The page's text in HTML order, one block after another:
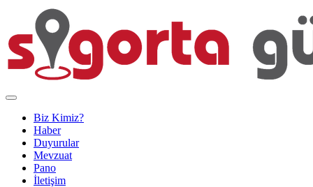
Biz Kimiz?
Haber
Duyurular
Mevzuat
Pano
İletişim